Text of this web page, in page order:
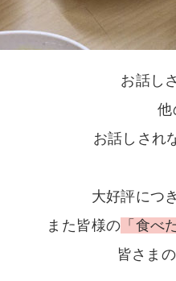
お話し
他
お話しされ
大好評につ
また皆様の 「食べ
皆さま